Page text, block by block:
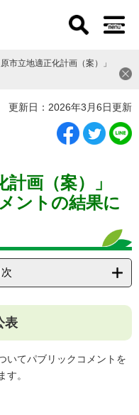
原市立地適正化計画（案）」
更新日：2026年3月6日更新
計画（案）」
ントの結果に
表
いてパブリックコメントを
。